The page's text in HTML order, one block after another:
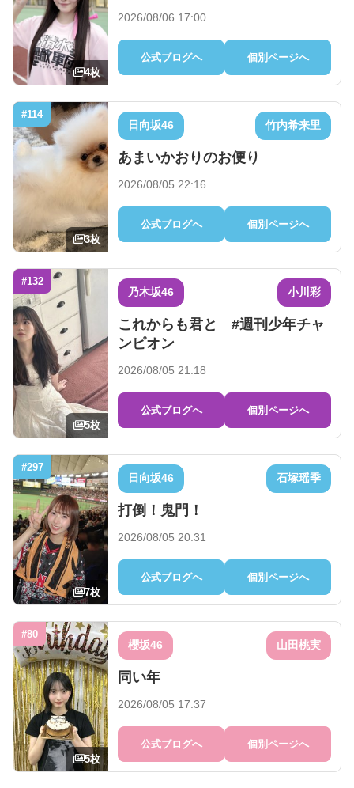
4枚
2026/08/06 17:00
公式ブログへ 個別ページへ
#114
3枚
日向坂46 竹内希来里
あまいかおりのお便り
2026/08/05 22:16
公式ブログへ 個別ページへ
#132
5枚
乃木坂46 小川彩
これからも君と #週刊少年チャ
ンピオン
2026/08/05 21:18
公式ブログへ 個別ページへ
#297
7枚
日向坂46 石塚瑶季
打倒！鬼門！
2026/08/05 20:31
公式ブログへ 個別ページへ
#80
5枚
櫻坂46 山田桃実
同い年
2026/08/05 17:37
公式ブログへ 個別ページへ